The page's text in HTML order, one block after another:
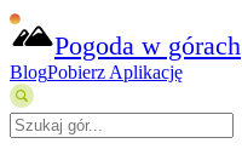
Pogoda w górach
BlogPobierz Aplikację